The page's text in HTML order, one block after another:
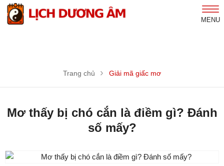
MENU
Trang chủ Giải mã giấc mơ
Mơ thấy bị chó cắn là điềm gì? Đánh
số mấy?